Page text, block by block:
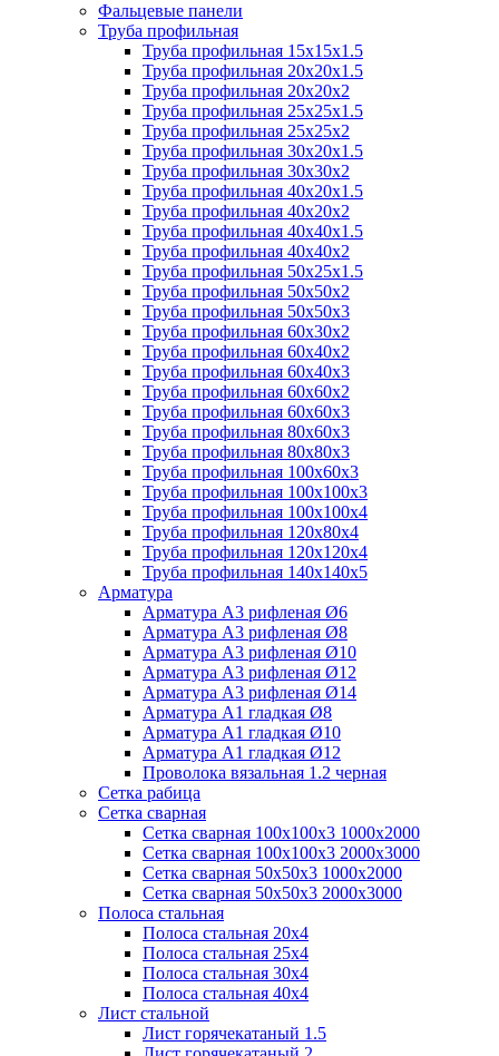
Фальцевые панели
Труба профильная
Труба профильная 15х15х1.5
Труба профильная 20х20х1.5
Труба профильная 20х20х2
Труба профильная 25х25х1.5
Труба профильная 25х25х2
Труба профильная 30х20х1.5
Труба профильная 30х30х2
Труба профильная 40х20х1.5
Труба профильная 40х20х2
Труба профильная 40х40х1.5
Труба профильная 40х40х2
Труба профильная 50х25х1.5
Труба профильная 50х50х2
Труба профильная 50х50х3
Труба профильная 60х30х2
Труба профильная 60х40х2
Труба профильная 60х40х3
Труба профильная 60х60х2
Труба профильная 60х60х3
Труба профильная 80х60х3
Труба профильная 80х80х3
Труба профильная 100х60х3
Труба профильная 100х100х3
Труба профильная 100х100х4
Труба профильная 120х80х4
Труба профильная 120х120х4
Труба профильная 140х140х5
Арматура
Арматура А3 рифленая Ø6
Арматура А3 рифленая Ø8
Арматура А3 рифленая Ø10
Арматура А3 рифленая Ø12
Арматура А3 рифленая Ø14
Арматура А1 гладкая Ø8
Арматура А1 гладкая Ø10
Арматура А1 гладкая Ø12
Проволока вязальная 1.2 черная
Cетка рабица
Сетка сварная
Сетка сварная 100х100х3 1000х2000
Сетка сварная 100х100х3 2000х3000
Сетка сварная 50х50х3 1000х2000
Сетка сварная 50х50х3 2000х3000
Полоса стальная
Полоса стальная 20х4
Полоса стальная 25х4
Полоса стальная 30х4
Полоса стальная 40х4
Лист стальной
Лист горячекатаный 1.5